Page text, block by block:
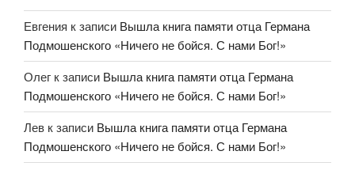
Евгения к записи Вышла книга памяти отца Германа
Подмошенского «Ничего не бойся. С нами Бог!»
Олег к записи Вышла книга памяти отца Германа
Подмошенского «Ничего не бойся. С нами Бог!»
Лев к записи Вышла книга памяти отца Германа
Подмошенского «Ничего не бойся. С нами Бог!»